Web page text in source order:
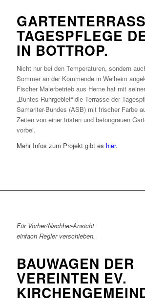
TAGESPFLEGE
IN BOTTROP.
Nicht nur bei den Temperaturen, sondern
Sommer an der Kommende in Welheim
Fischer Malerbetrieb aus Herne hat mit
„Buntes Ruhrgebiet“ die Terrasse der
Samariter-Bundes (ASB) mit frischer Farbe
Zeiten von einer tristen und betongrauen
vorbei.
Mehr Infos zum Projekt gibt es hier.
Für Vorher/Nachher-Ansicht
einfach Regler verschieben.
BAUWAGEN DER
VEREINTEN EV.